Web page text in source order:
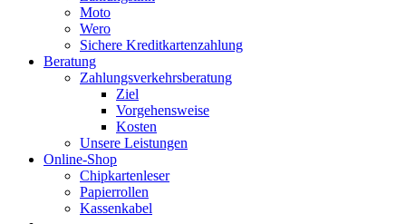
Moto
Wero
Sichere Kreditkartenzahlung
Beratung
Zahlungsverkehrsberatung
Ziel
Vorgehensweise
Kosten
Unsere Leistungen
Online-Shop
Chipkartenleser
Papierrollen
Kassenkabel